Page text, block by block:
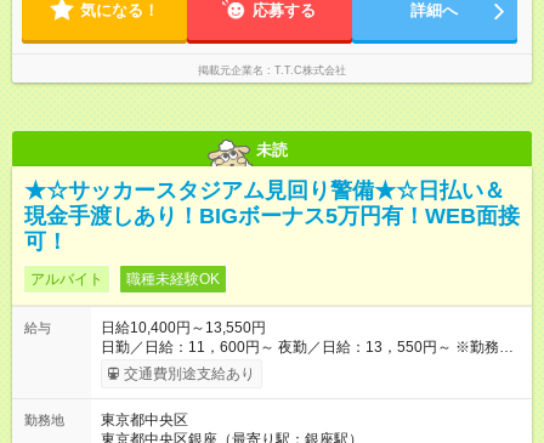
気になる！ 応募する 詳細へ
掲載元企業名 T.T.C株式会社
未読
★☆サッカースタジアム見回り警備★☆日払い＆
現金手渡しあり！BIGボーナス5万円有！WEB面接
可！
アルバイト 職種未経験OK
給与
日給10,400円～13,550円
日勤／日給：11，600円～ 夜勤／日給：13，550円～ ※勤務数
が週2日以下の場合 日勤／日給：10，400円 夜勤／日給：12，
350円 ・－・－・ ◆交通費別途全額支給 ※規定あり ◆支払方
い・月払いOK ⇒ご希望をお聞かせください♪ ◆各種資格手当あ
交通費別途支給あり
勤務地
東京都中央区
東京都中央区銀座（最寄り駅：銀座駅）